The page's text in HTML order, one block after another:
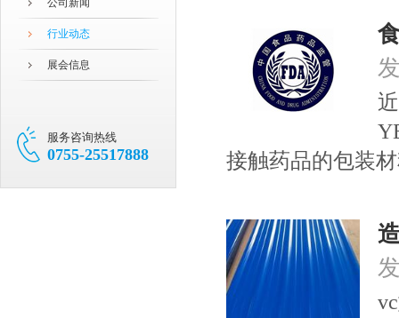
公司新闻
行业动态
展会信息
服务咨询热线
0755-25517888
接触药品的包装